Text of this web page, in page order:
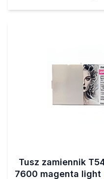
Tusz zamiennik
7600 magenta light